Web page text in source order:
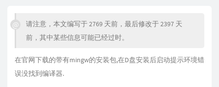
请注意，本文编写于 2769 天前，最后修改于 2397 天
前，其中某些信息可能已经过时。
在官网下载的带有mingw的安装包,在D盘安装后启动提示环境错
误没找到编译器.